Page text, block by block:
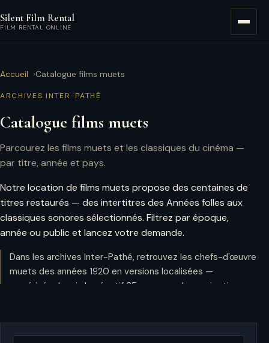
Silent Film Rental
FILM RENTAL ONLINE
Accueil Catalogue films muets
ARCHIVES INTER-PATHÉ
Catalogue films muets
Parcourez les films muets et les classiques du cinéma —
par titre, année et pays.
Notre location de films muets propose des centaines de
titres restaurés — des intertitres des Années folles aux
classiques sonores sélectionnés. Filtrez par époque,
année ou public et lancez votre demande.
Dans les archives Inter-Pathé, retrouvez les chefs-d'œuvre
muets des années 1920 en versions localisées —
numérisés depuis le négatif 35 mm pour des projections
DEMANDE DE LOCATION